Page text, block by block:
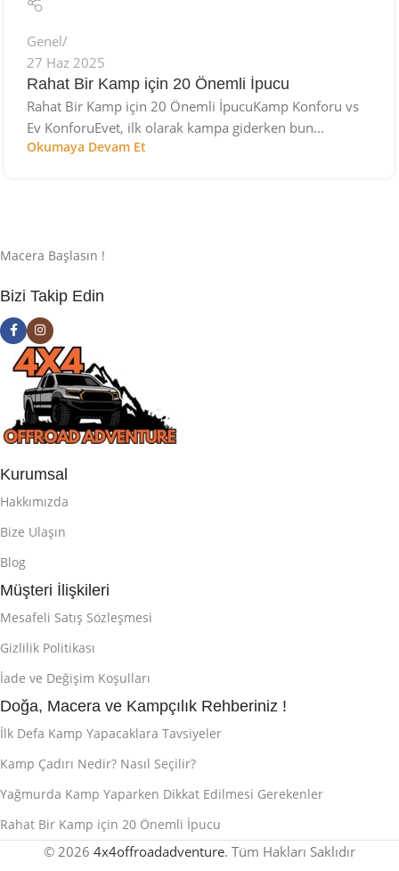
Genel
27 Haz 2025
Rahat Bir Kamp için 20 Önemli İpucu
Rahat Bir Kamp için 20 Önemli İpucuKamp Konforu vs
Ev KonforuEvet, ilk olarak kampa giderken bun...
Okumaya Devam Et
Macera Başlasın !
Bizi Takip Edin
Kurumsal
Hakkımızda
Bize Ulaşın
Blog
Müşteri İlişkileri
Mesafeli Satış Sözleşmesi
Gizlilik Politikası
İade ve Değişim Koşulları
Doğa, Macera ve Kampçılık Rehberiniz !
İlk Defa Kamp Yapacaklara Tavsiyeler
Kamp Çadırı Nedir? Nasıl Seçilir?
Yağmurda Kamp Yaparken Dikkat Edilmesi Gerekenler
Rahat Bir Kamp için 20 Önemli İpucu
© 2026 4x4offroadadventure. Tüm Hakları Saklıdır